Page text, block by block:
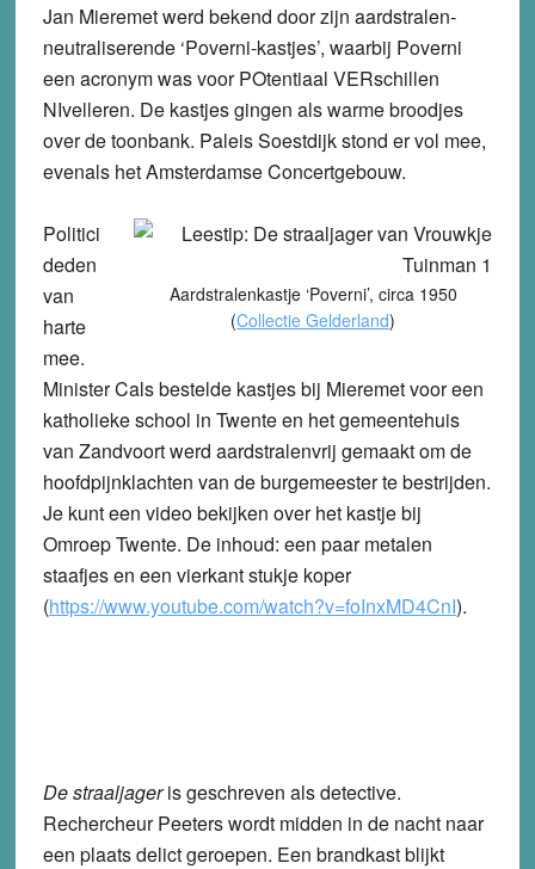
Jan Mieremet werd bekend door zijn aardstralen-
neutraliserende ‘Poverni-kastjes’, waarbij Poverni
een acronym was voor POtentiaal VERschillen
NIvelleren. De kastjes gingen als warme broodjes
over de toonbank. Paleis Soestdijk stond er vol mee,
evenals het Amsterdamse Concertgebouw.
Aardstralenkastje ‘Poverni’, circa 1950
(Collectie Gelderland)
Politici
deden
van
harte
mee.
Minister Cals bestelde kastjes bij Mieremet voor een
katholieke school in Twente en het gemeentehuis
van Zandvoort werd aardstralenvrij gemaakt om de
hoofdpijnklachten van de burgemeester te bestrijden.
Je kunt een video bekijken over het kastje bij
Omroep Twente. De inhoud: een paar metalen
staafjes en een vierkant stukje koper
(https://www.youtube.com/watch?v=foInxMD4CnI).
De straaljageris geschreven als detective.
Rechercheur Peeters wordt midden in de nacht naar
een plaats delict geroepen. Een brandkast blijkt